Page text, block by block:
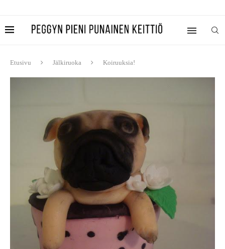
Etusivu Jälkiruoka Koiruuksia!